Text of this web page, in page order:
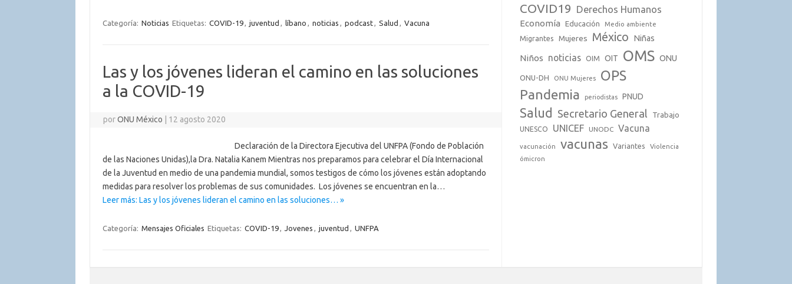
Categoría: Noticias Etiquetas: COVID-19, juventud , líbano , noticias , podcast, Salud , Vacuna
Las y los jóvenes lideran el camino en las soluciones
a la COVID-19
porONU México 12 agosto 2020
Declaración de la Directora Ejecutiva del UNFPA (Fondo de Población
de las Naciones Unidas),la Dra. Natalia Kanem Mientras nos preparamos para celebrar el Día Internacional
de la Juventud en medio de una pandemia mundial, somos testigos de cómo los jóvenes están adoptando
medidas para resolver los problemas de sus comunidades. Los jóvenes se encuentran en la…
Leer más: Las y los jóvenes lideran el camino en las soluciones… »
Categoría: Mensajes Oficiales Etiquetas: COVID-19, Jovenes , juventud , UNFPA
COVID19 Derechos Humanos
Economía Educación Medio ambiente
Migrantes Mujeres México Niñas
Niños noticias OIM OIT OMS ONU
ONU-DH ONU Mujeres OPS
Pandemia periodistas PNUD
Salud Secretario General Trabajo
UNESCO UNICEF UNODC Vacuna
vacunación vacunas Variantes
Violencia
ómicron